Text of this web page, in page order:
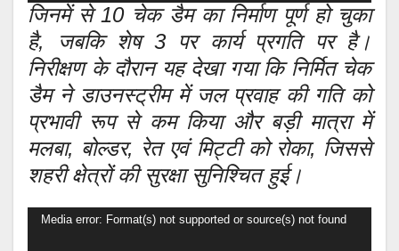
जिनमें से 10 चेक डैम का निर्माण पूर्ण हो चुका
है, जबकि शेष 3 पर कार्य प्रगति पर है।
निरीक्षण के दौरान यह देखा गया कि निर्मित चेक
डैम ने डाउनस्ट्रीम में जल प्रवाह की गति को
प्रभावी रूप से कम किया और बड़ी मात्रा में
मलबा, बोल्डर, रेत एवं मिट्टी को रोका, जिससे
शहरी क्षेत्रों की सुरक्षा सुनिश्चित हुई।
Video
Media error: Format(s) not supported or source(s) not found